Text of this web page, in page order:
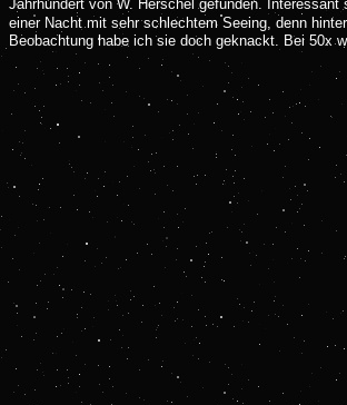
Jahrhundert von W. Herschel gefunden.
einer Nacht mit sehr schlechtem Seeing, denn
Beobachtung habe ich sie doch geknackt. Bei 50x